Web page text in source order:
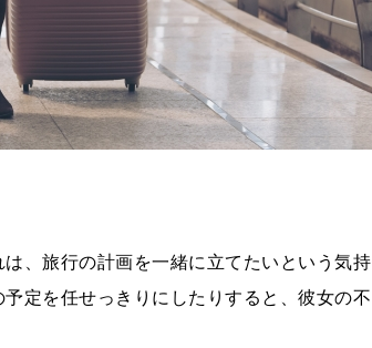
、旅行の計画を一緒に立てたいという気持
定を任せっきりにしたりすると、彼女の不